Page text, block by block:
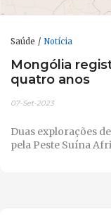
Saúde Notícia
Mongólia
quatro anos
07-Set-2023
Duas explorações
pela Peste Suína